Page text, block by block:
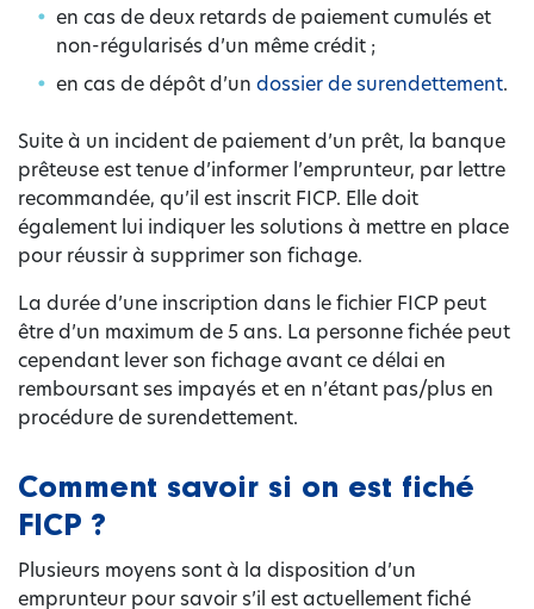
en cas de deux retards de paiement cumulés et
non-régularisés d’un même crédit ;
en cas de dépôt d’un dossier de surendettement.
Suite à un incident de paiement d’un prêt, la banque
prêteuse est tenue d’informer l’emprunteur, par lettre
recommandée, qu’il est inscrit FICP. Elle doit
également lui indiquer les solutions à mettre en place
pour réussir à supprimer son fichage.
La durée d’une inscription dans le fichier FICP peut
être d’un maximum de 5 ans. La personne fichée peut
cependant lever son fichage avant ce délai en
remboursant ses impayés et en n’étant pas/plus en
procédure de surendettement.
Comment savoir si on est fiché
FICP ?
Plusieurs moyens sont à la disposition d’un
emprunteur pour savoir s’il est actuellement fiché